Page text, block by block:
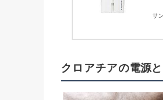
サ
クロアチアの電源